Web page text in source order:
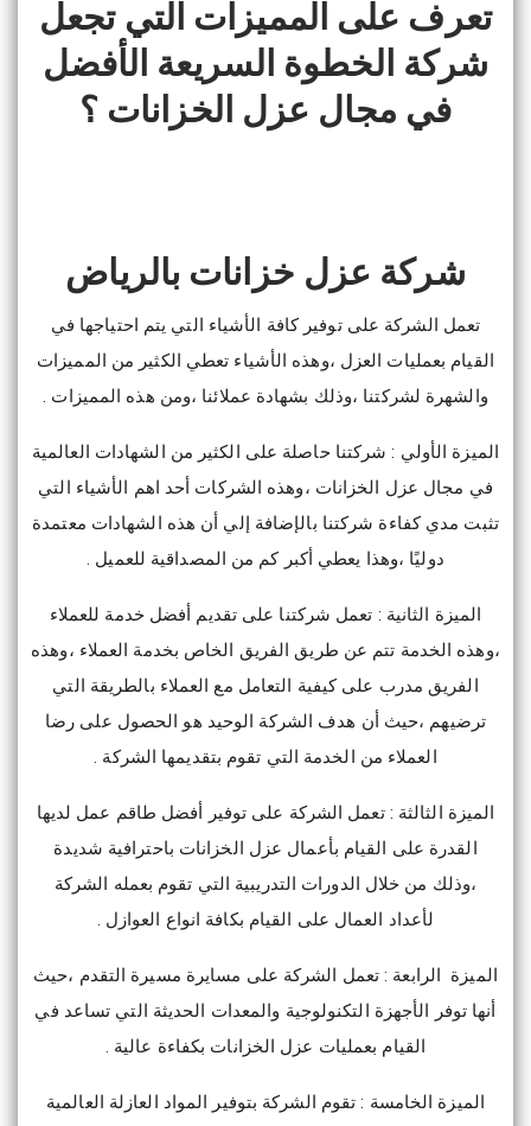
تعرف على المميزات التي تجعل
شركة الخطوة السريعة الأفضل
في مجال عزل الخزانات ؟
شركة عزل خزانات بالرياض
تعمل الشركة على توفير كافة الأشياء التي يتم احتياجها في
القيام بعمليات العزل ،وهذه الأشياء تعطي الكثير من المميزات
والشهرة لشركتنا ،وذلك بشهادة عملائنا ،ومن هذه المميزات .
الميزة الأولي : شركتنا حاصلة على الكثير من الشهادات العالمية
في مجال عزل الخزانات ،وهذه الشركات أحد اهم الأشياء التي
تثبت مدي كفاءة شركتنا بالإضافة إلي أن هذه الشهادات معتمدة
دوليًا ،وهذا يعطي أكبر كم من المصداقية للعميل .
الميزة الثانية : تعمل شركتنا على تقديم أفضل خدمة للعملاء
،وهذه الخدمة تتم عن طريق الفريق الخاص بخدمة العملاء ،وهذه
الفريق مدرب على كيفية التعامل مع العملاء بالطريقة التي
ترضيهم ،حيث أن هدف الشركة الوحيد هو الحصول على رضا
العملاء من الخدمة التي تقوم بتقديمها الشركة .
الميزة الثالثة : تعمل الشركة على توفير أفضل طاقم عمل لديها
القدرة على القيام بأعمال عزل الخزانات باحترافية شديدة
،وذلك من خلال الدورات التدريبية التي تقوم بعمله الشركة
لأعداد العمال على القيام بكافة انواع العوازل .
الميزة الرابعة : تعمل الشركة على مسايرة مسيرة التقدم ،حيث
أنها توفر الأجهزة التكنولوجية والمعدات الحديثة التي تساعد في
القيام بعمليات عزل الخزانات بكفاءة عالية .
الميزة الخامسة : تقوم الشركة بتوفير المواد العازلة العالمية